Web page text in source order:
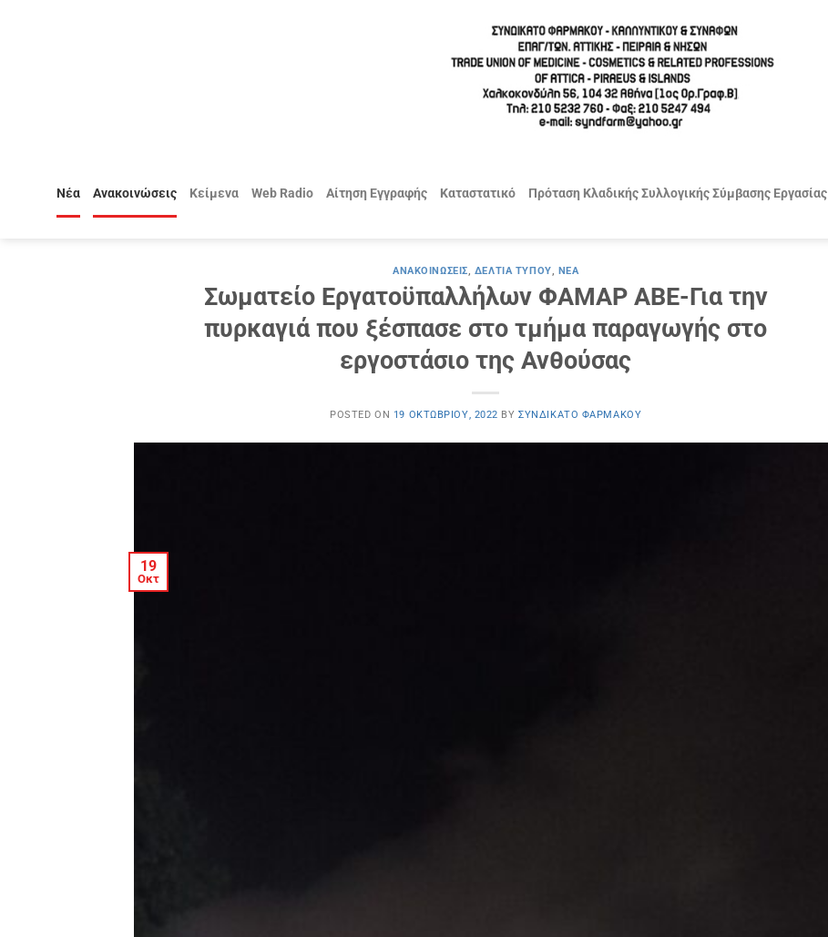
Νέα Ανακοινώσεις Κείμενα Web Radio Αίτηση Εγγραφής Καταστατικό Πρόταση Κλαδικής Συλλογικής Σύμβασης Εργασίας
ΑΝΑΚΟΙΝΏΣΕΙΣ, ΔΕΛΤΊΑ ΤΎΠΟΥ, ΝΈΑ
Σωματείο Εργατοϋπαλλήλων ΦΑΜΑΡ ΑΒΕ-Για την
πυρκαγιά που ξέσπασε στο τμήμα παραγωγής στο
εργοστάσιο της Ανθούσας
POSTED ON 19 ΟΚΤΩΒΡΊΟΥ, 2022 BYΣΥΝΔΙΚΆΤΟ ΦΑΡΜΆΚΟΥ
19
Οκτ